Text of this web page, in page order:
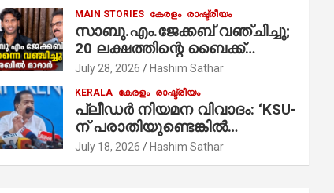
MAIN STORIES കേരളം രാഷ്ട്രീയം
സാബു.എം.ജേക്കബ് വഞ്ചിച്ചു;
20 ലക്ഷത്തിന്റെ ബൈക്ക്
വിറ്റാണ് തൃക്കാക്കരയില്‍
മത്സരിച്ചത്! പ്രചാരണത്തിന്
രണ്ടേ രണ്ടുപേര്‍ മാത്രമാണ്
ഉണ്ടായിരുന്നത്; സാബുവിന്റേത്
വ്യക്തിപരമായ നേട്ടത്തിനുള്ള
പാര്‍ട്ടി; ഇപ്പോള്‍ ഫോണ്‍
വിളിച്ചാല്‍ എടുക്കില്ല;
July 28, 2026 Hashim Sathar
KERALA കേരളം രാഷ്ട്രീയം
പ്ലീഡർ നിയമന വിവാദം: ‘KSU-
ന് പരാതിയുണ്ടെങ്കിൽ
പരിശോധിക്കും’; രമേശ്
ചെന്നിത്തല
July 18, 2026 Hashim Sathar